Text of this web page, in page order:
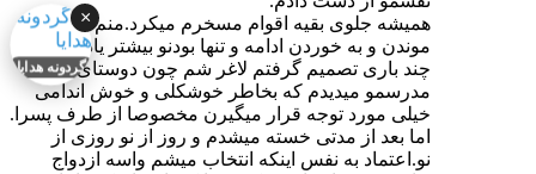
همیشه جلوی بقیه اقوام مسخرم میکرد.منم تو خونه
موندن و به خوردن ادامه و تنها بودنو بیشتر یاد گرفتم.
چند باری تصمیم گرفتم لاغر شم چون دوستای
مدرسمو میدیدم که بخاطر خوشکلی و خوش اندامی
خیلی مورد توجه قرار میگیرن مخصوصا از طرف پسرا.
اما بعد از مدتی خسته میشدم و روز از نو روزی از
نو.اعتماد به نفس اینکه انتخاب میشم واسه ازدواج
×
گردونه هدایا